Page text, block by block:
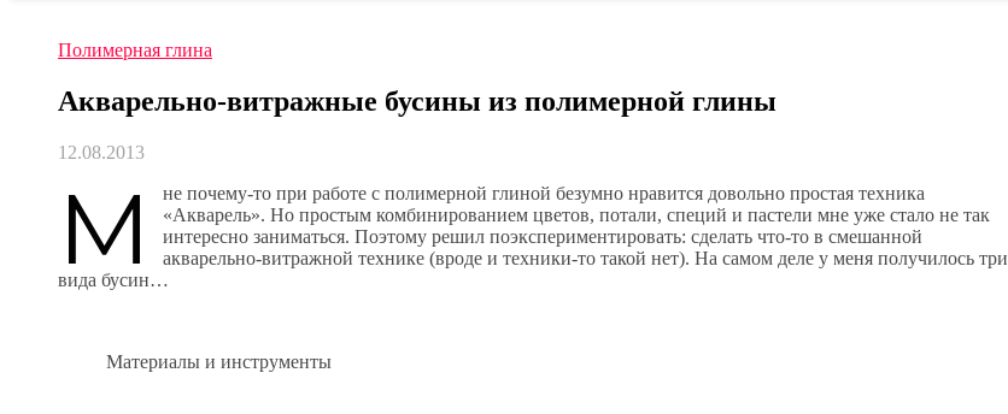
Полимерная глина
Акварельно-витражные бусины из полимерной глины
12.08.2013
М
не почему-то при работе с полимерной глиной безумно нравится довольно простая техника
«Акварель». Но простым комбинированием цветов, потали, специй и пастели мне уже стало не так
интересно заниматься. Поэтому решил поэкспериментировать: сделать что-то в смешанной
акварельно-витражной технике (вроде и техники-то такой нет). На самом деле у меня получилось три
вида бусин…
Материалы и инструменты